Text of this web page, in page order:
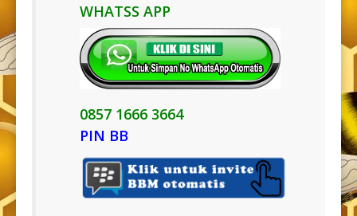
WHATSS APP
0857 1666 3664
PIN BB